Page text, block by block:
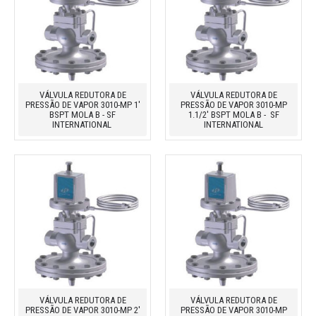
VÁLVULA REDUTORA DE
PRESSÃO DE VAPOR 3010-MP 1'
BSPT MOLA B - SF
INTERNATIONAL
VÁLVULA REDUTORA DE
PRESSÃO DE VAPOR 3010-MP
1.1/2' BSPT MOLA B - SF
INTERNATIONAL
VÁLVULA REDUTORA DE
PRESSÃO DE VAPOR 3010-MP 2'
VÁLVULA REDUTORA DE
PRESSÃO DE VAPOR 3010-MP